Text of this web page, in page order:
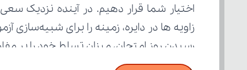
رسیدن روز امتحان، میزان تسلط خود را بر